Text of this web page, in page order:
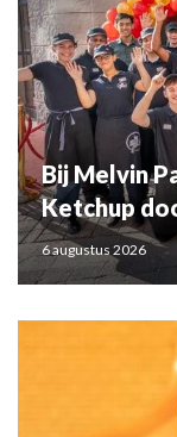
Bij Melvin
Ketchup
6 augustus 2026